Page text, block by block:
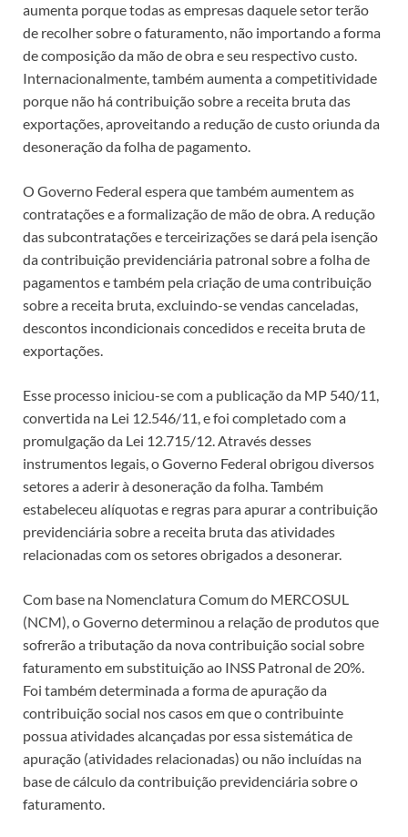
aumenta porque todas as empresas daquele setor terão
de recolher sobre o faturamento, não importando a forma
de composição da mão de obra e seu respectivo custo.
Internacionalmente, também aumenta a competitividade
porque não há contribuição sobre a receita bruta das
exportações, aproveitando a redução de custo oriunda da
desoneração da folha de pagamento.
O Governo Federal espera que também aumentem as
contratações e a formalização de mão de obra. A redução
das subcontratações e terceirizações se dará pela isenção
da contribuição previdenciária patronal sobre a folha de
pagamentos e também pela criação de uma contribuição
sobre a receita bruta, excluindo-se vendas canceladas,
descontos incondicionais concedidos e receita bruta de
exportações.
Esse processo iniciou-se com a publicação da MP 540/11,
convertida na Lei 12.546/11, e foi completado com a
promulgação da Lei 12.715/12. Através desses
instrumentos legais, o Governo Federal obrigou diversos
setores a aderir à desoneração da folha. Também
estabeleceu alíquotas e regras para apurar a contribuição
previdenciária sobre a receita bruta das atividades
relacionadas com os setores obrigados a desonerar.
Com base na Nomenclatura Comum do MERCOSUL
(NCM), o Governo determinou a relação de produtos que
sofrerão a tributação da nova contribuição social sobre
faturamento em substituição ao INSS Patronal de 20%.
Foi também determinada a forma de apuração da
contribuição social nos casos em que o contribuinte
possua atividades alcançadas por essa sistemática de
apuração (atividades relacionadas) ou não incluídas na
base de cálculo da contribuição previdenciária sobre o
faturamento.